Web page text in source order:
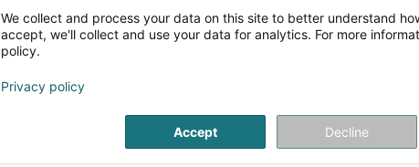
We collect and process your data on this site to better understand
accept, we'll collect and use your data for analytics. For more
policy.
Privacy policy
Accept Decline